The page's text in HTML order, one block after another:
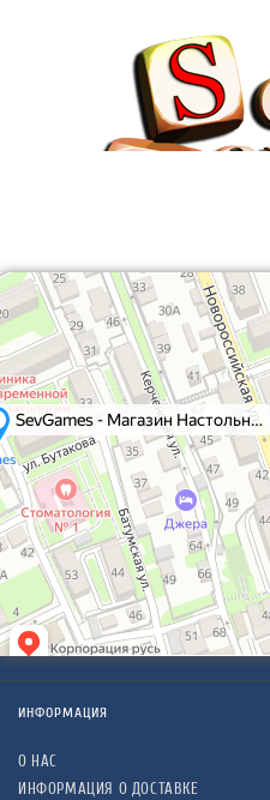
ИНФОРМАЦИЯ
О НАС
ИНФОРМАЦИЯ О ДОСТАВКЕ